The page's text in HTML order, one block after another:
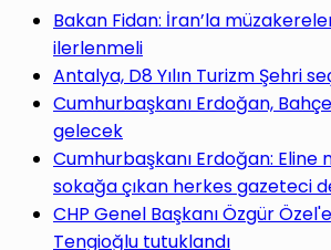
yap
...
Bakan Fidan: İran’la
ilerlenmeli
Antalya, D8 Yılın Turizm Şehri
Cumhurbaşkanı Erdoğan,
gelecek
Cumhurbaşkanı Erdoğan: Eline
sokağa çıkan herkes gazeteci
CHP Genel Başkanı Özgür
Tengioğlu tutuklandı